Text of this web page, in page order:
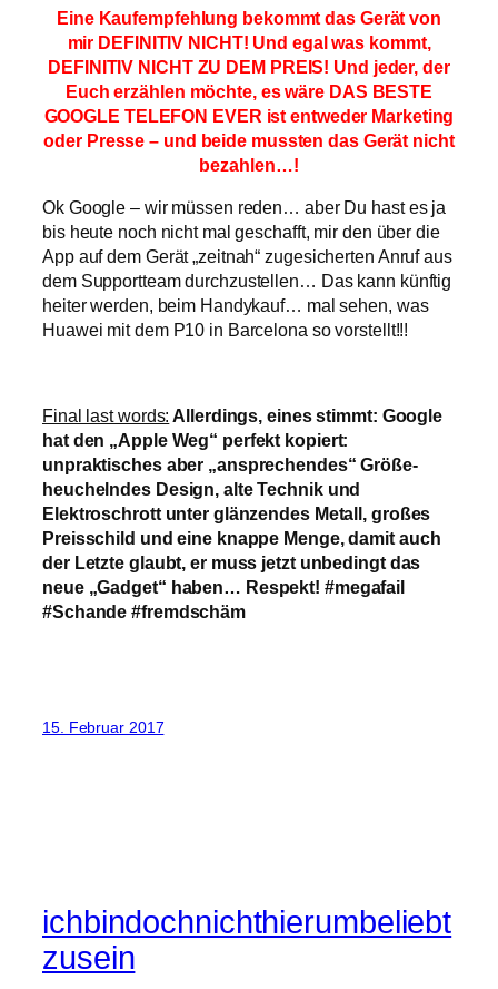
Eine Kaufempfehlung bekommt das Gerät von
mir DEFINITIV NICHT! Und egal was kommt,
DEFINITIV NICHT ZU DEM PREIS! Und jeder, der
Euch erzählen möchte, es wäre DAS BESTE
GOOGLE TELEFON EVER ist entweder Marketing
oder Presse – und beide mussten das Gerät nicht
bezahlen…!
Ok Google – wir müssen reden… aber Du hast es ja
bis heute noch nicht mal geschafft, mir den über die
App auf dem Gerät „zeitnah“ zugesicherten Anruf aus
dem Supportteam durchzustellen… Das kann künftig
heiter werden, beim Handykauf… mal sehen, was
Huawei mit dem P10 in Barcelona so vorstellt!!!
Final last words: Allerdings, eines stimmt: Google
hat den „Apple Weg“ perfekt kopiert:
unpraktisches aber „ansprechendes“ Größe-
heuchelndes Design, alte Technik und
Elektroschrott unter glänzendes Metall, großes
Preisschild und eine knappe Menge, damit auch
der Letzte glaubt, er muss jetzt unbedingt das
neue „Gadget“ haben… Respekt! #megafail
#Schande #fremdschäm
15. Februar 2017
ichbindochnichthierumbeliebt
zusein